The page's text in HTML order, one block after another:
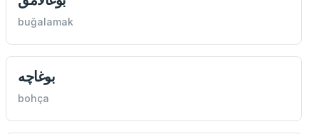
buğalamak
بوغاچه
bohça